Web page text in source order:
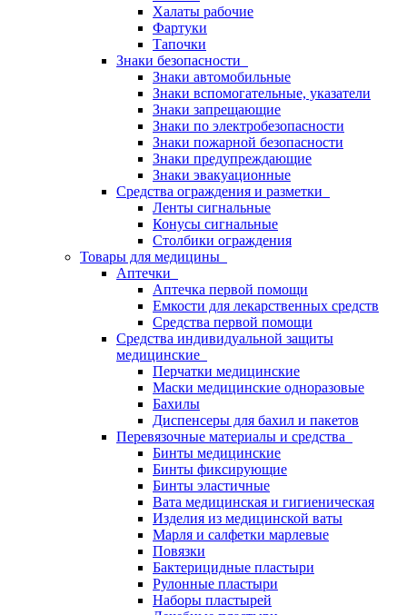
Халаты рабочие
Фартуки
Тапочки
Знаки безопасности
Знаки автомобильные
Знаки вспомогательные, указатели
Знаки запрещающие
Знаки по электробезопасности
Знаки пожарной безопасности
Знаки предупреждающие
Знаки эвакуационные
Средства ограждения и разметки
Ленты сигнальные
Конусы сигнальные
Столбики ограждения
Товары для медицины
Аптечки
Аптечка первой помощи
Емкости для лекарственных средств
Средства первой помощи
Средства индивидуальной защиты
медицинские
Перчатки медицинские
Маски медицинские одноразовые
Бахилы
Диспенсеры для бахил и пакетов
Перевязочные материалы и средства
Бинты медицинские
Бинты фиксирующие
Бинты эластичные
Вата медицинская и гигиеническая
Изделия из медицинской ваты
Марля и салфетки марлевые
Повязки
Бактерицидные пластыри
Рулонные пластыри
Наборы пластырей